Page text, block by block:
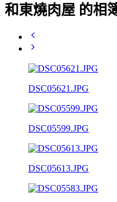
和東燒肉屋 的相
DSC05621.JPG
DSC05599.JPG
DSC05613.JPG